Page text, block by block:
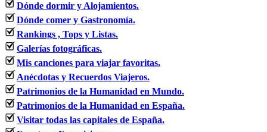
Dónde dormir y Alojamientos.
Dónde comer y Gastronomía.
Rankings , Tops y Listas.
Galerías fotográficas.
Mis canciones para viajar favoritas.
Anécdotas y Recuerdos Viajeros.
Patrimonios de la Humanidad en Mundo.
Patrimonios de la Humanidad en España.
Visitar todas las capitales de España.